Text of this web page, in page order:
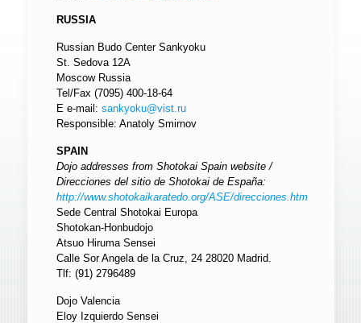
RUSSIA
Russian Budo Center Sankyoku
St. Sedova 12A
Moscow Russia
Tel/Fax (7095) 400-18-64
E e-mail: sankyoku@vist.ru
Responsible: Anatoly Smirnov
SPAIN
Dojo addresses from Shotokai Spain website /
Direcciones del sitio de Shotokai de España:
http://www.shotokaikaratedo.org/ASE/direcciones.htm
Sede Central Shotokai Europa
Shotokan-Honbudojo
Atsuo Hiruma Sensei
Calle Sor Angela de la Cruz, 24 28020 Madrid.
Tlf: (91) 2796489
Dojo Valencia
Eloy Izquierdo Sensei